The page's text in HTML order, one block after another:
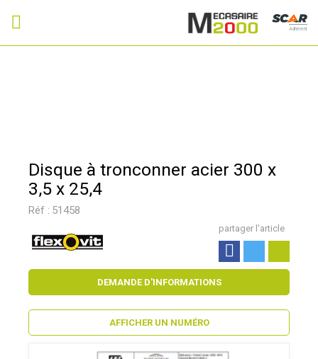
Adhérent
Disque à tronconner acier 300 x
3,5 x 25,4
Réf : 51458
partager l'article
DEMANDE D'INFORMATIONS
AFFICHER UN NUMÉRO